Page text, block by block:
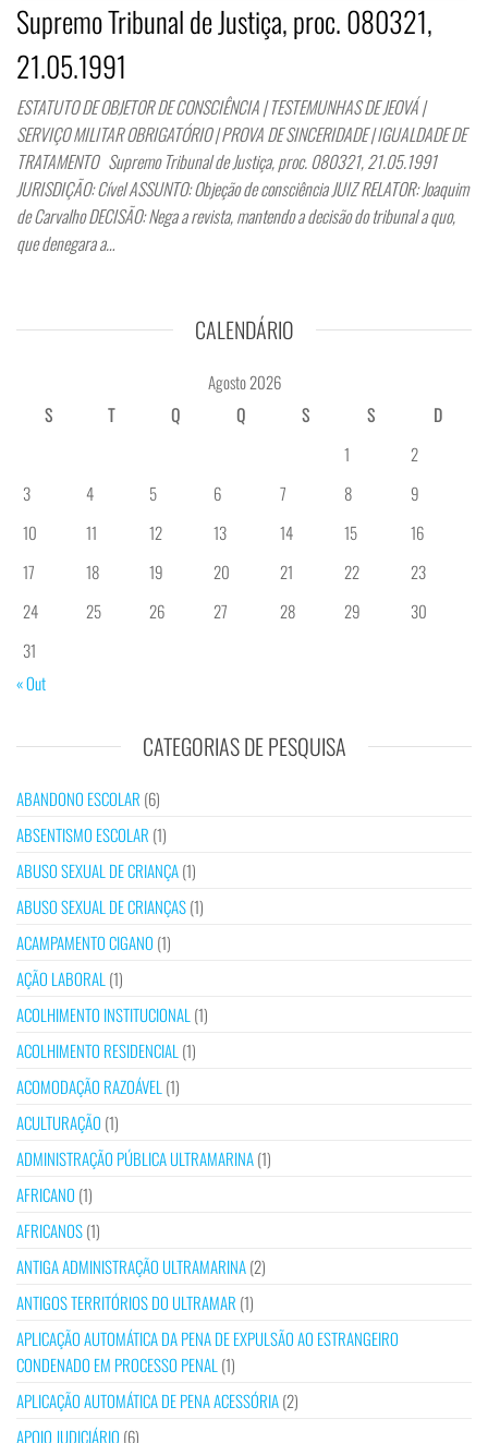
Supremo Tribunal de Justiça, proc. 080321,
21.05.1991
ESTATUTO DE OBJETOR DE CONSCIÊNCIA | TESTEMUNHAS DE JEOVÁ |
SERVIÇO MILITAR OBRIGATÓRIO | PROVA DE SINCERIDADE | IGUALDADE DE
TRATAMENTO Supremo Tribunal de Justiça, proc. 080321, 21.05.1991
JURISDIÇÃO: Cível ASSUNTO: Objeção de consciência JUIZ RELATOR: Joaquim
de Carvalho DECISÃO: Nega a revista, mantendo a decisão do tribunal a quo,
que denegara a…
CALENDÁRIO
Agosto 2026
S
T Q Q S S
D
1
2
3
4 5 6 7 8
9
10
11 12 13 14 15
16
17
18 19 20 21 22
23
24
25 26 27 28 29
30
31
« Out
CATEGORIAS DE PESQUISA
ABANDONO ESCOLAR (6)
ABSENTISMO ESCOLAR (1)
ABUSO SEXUAL DE CRIANÇA(1)
ABUSO SEXUAL DE CRIANÇAS(1)
ACAMPAMENTO CIGANO (1)
AÇÃO LABORAL (1)
ACOLHIMENTO INSTITUCIONAL (1)
ACOLHIMENTO RESIDENCIAL (1)
ACOMODAÇÃO RAZOÁVEL (1)
ACULTURAÇÃO (1)
ADMINISTRAÇÃO PÚBLICA ULTRAMARINA(1)
AFRICANO (1)
AFRICANOS(1)
ANTIGA ADMINISTRAÇÃO ULTRAMARINA(2)
ANTIGOS TERRITÓRIOS DO ULTRAMAR (1)
APLICAÇÃO AUTOMÁTICA DA PENA DE EXPULSÃO AO ESTRANGEIRO
CONDENADO EM PROCESSO PENAL (1)
APLICAÇÃO AUTOMÁTICA DE PENA ACESSÓRIA(2)
APOIO JUDICIÁRIO (6)